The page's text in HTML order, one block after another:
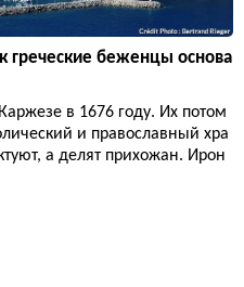
греческие беженцы основа
в 1676 году. Их потом
и православный хра
а делят прихожан. Ирон